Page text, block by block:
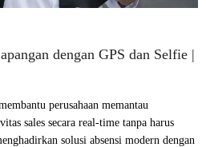
dengan GPS dan Selfie |
perusahaan memantau
sales secara real-time tanpa harus
solusi absensi modern dengan